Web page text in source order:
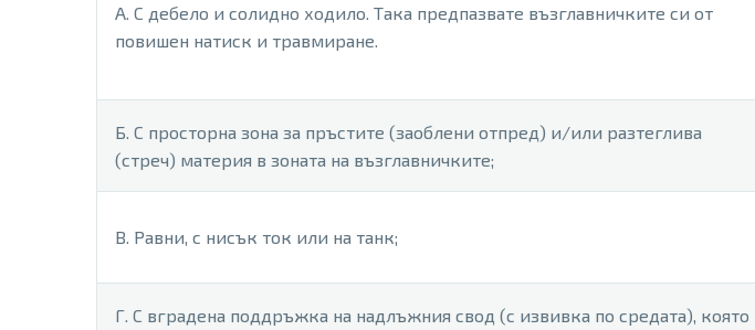
А. С дебело и солидно ходило. Tака предпазвате възглавничките си от
повишен натиск и травмиране.
Б. С просторна зона за пръстите (заоблени отпред) и/или разтеглива
(стреч) материя в зоната на възглавничките;
В. Равни, с нисък ток или на танк;
Г. С вградена поддръжка на надлъжния свод (с извивка по средата), която